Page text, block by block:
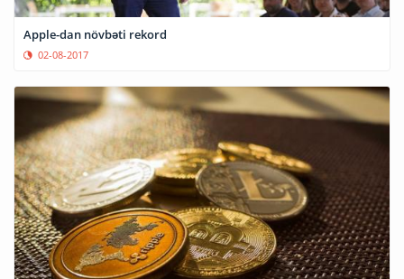
Apple-dan növbəti rekord
02-08-2017